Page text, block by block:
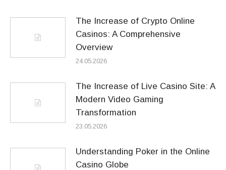
The Increase of Crypto Online
Casinos: A Comprehensive
Overview
24.05.2026
The Increase of Live Casino Site: A
Modern Video Gaming
Transformation
23.05.2026
Understanding Poker in the Online
Casino Globe